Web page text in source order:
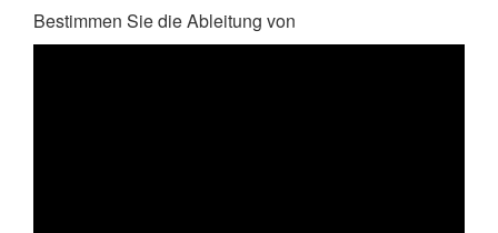
Bestimmen Sie die Ableitung von